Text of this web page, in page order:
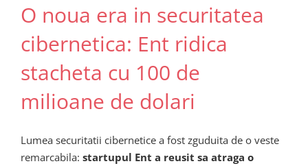
O noua era in securitatea
cibernetica: Ent ridica
stacheta cu 100 de
milioane de dolari
Lumea securitatii cibernetice a fost zguduita de o veste
remarcabila: startupul Ent a reusit sa atraga o